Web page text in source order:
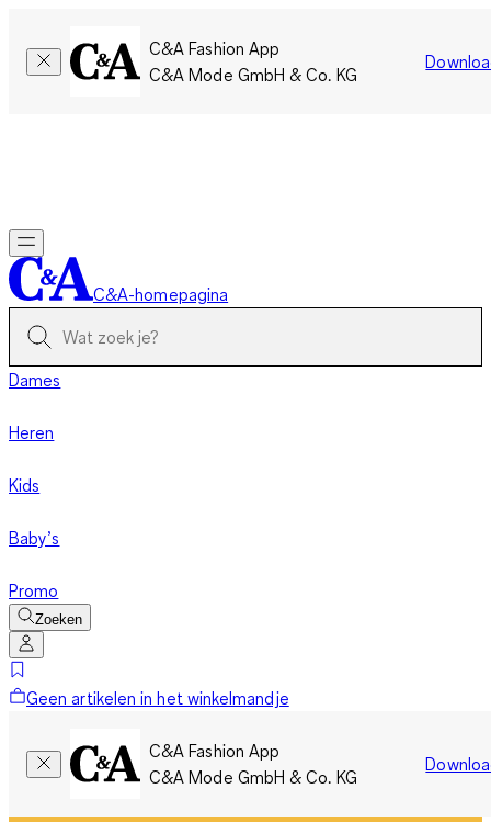
C&A Fashion App
C&A Mode GmbH & Co. KG
C&A-homepagina
Dames
Heren
Kids
Baby’s
Promo
Zoeken
Geen artikelen in het winkelmandje
C&A Fashion App
C&A Mode GmbH & Co. KG